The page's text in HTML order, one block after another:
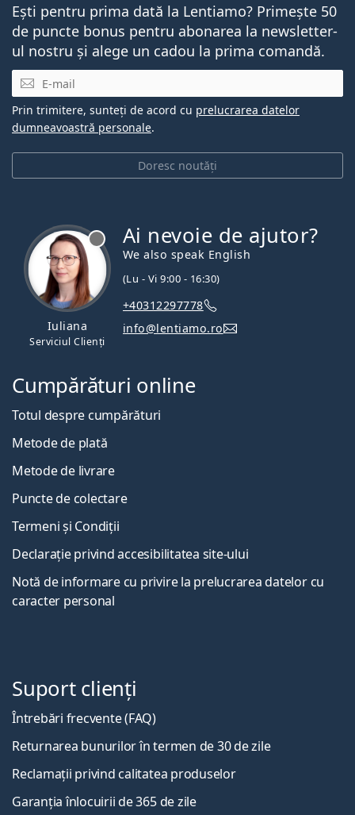
Ești pentru prima dată la Lentiamo? Primește 50
de puncte bonus pentru abonarea la newsletter-
ul nostru și alege un cadou la prima comandă.
E-mail
Doresc noutăți
Prin trimitere, sunteți de acord cu prelucrarea datelor
dumneavoastră personale.
Iuliana
Serviciul Clienți
Ai nevoie de ajutor?
We also speak English
(Lu - Vi 9:00 - 16:30)
+40312297778
info@lentiamo.ro
Cumpărături online
Totul despre cumpărături
Metode de plată
Metode de livrare
Puncte de colectare
Termeni și Condiții
Declarație privind accesibilitatea site-ului
Notă de informare cu privire la prelucrarea datelor cu
caracter personal
Suport clienți
Întrebări frecvente (FAQ)
Returnarea bunurilor în termen de 30 de zile
Reclamații privind calitatea produselor
Garanția înlocuirii de 365 de zile